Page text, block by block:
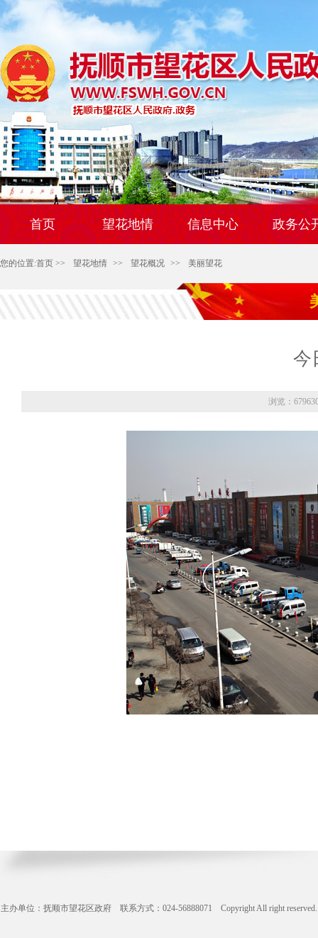
首页 望花地情 信息中心 政务公
您的位置:首页 >> 望花地情 >> 望花概况 >> 美丽望花
今
浏览：
主办单位：抚顺市望花区政府 联系方式：024-56888071 Copyright All right